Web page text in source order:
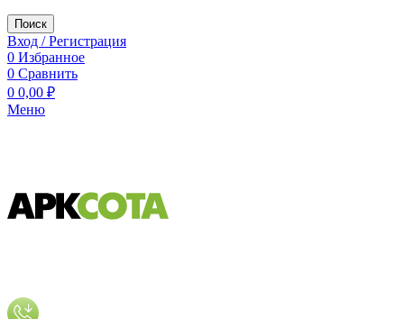
Поиск
Вход / Регистрация
0 Избранное
0 Сравнить
0 0,00 ₽
Меню